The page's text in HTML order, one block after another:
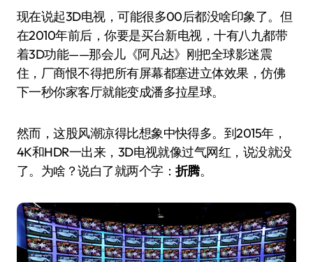
现在说起3D电视，可能很多00后都没啥印象了。但
在2010年前后，你要是买台新电视，十有八九都带
着3D功能——那会儿《阿凡达》刚把全球影迷震
住，厂商恨不得把所有屏幕都塞进立体效果，仿佛
下一秒你家客厅就能变成潘多拉星球。
然而，这股风潮凉得比想象中快得多。到2015年，
4K和HDR一出来，3D电视就像过气网红，说没就没
了。为啥？说白了就两个字： 折腾。